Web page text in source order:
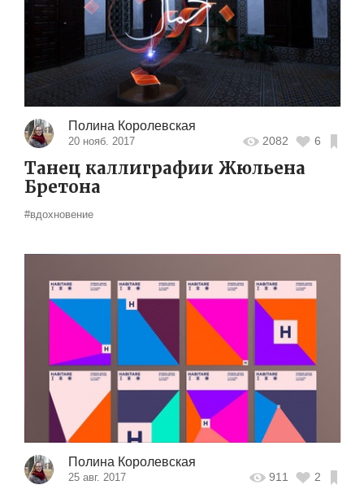
Полина Королевская
20 нояб. 2017 2082 6
Танец каллиграфии Жюльена
Бретона
#вдохновение
Полина Королевская
25 авг. 2017 911 2